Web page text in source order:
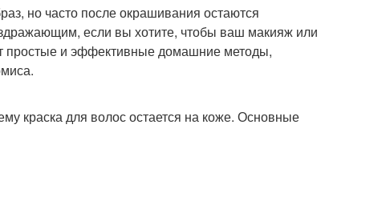
но часто после окрашивания остаются
если вы хотите, чтобы ваш макияж или
простые и эффективные домашние методы,
краска для волос остается на коже. Основные